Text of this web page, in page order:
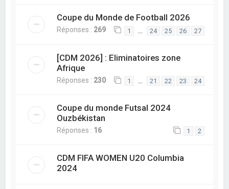
Coupe du Monde de Football 2026
Réponses : 269 1 24 25 26 27
[CDM 2026] : Eliminatoires zone
Afrique
Réponses : 230 1 21 22 23 24
Coupe du monde Futsal 2024
Ouzbékistan
Réponses : 16 1 2
CDM FIFA WOMEN U20 Columbia
2024